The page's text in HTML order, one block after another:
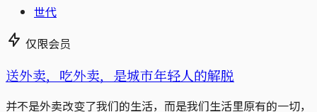
世代
仅限会员
送外卖，吃外卖，是城市年轻人的解脱
并不是外卖改变了我们的生活，而是我们生活里原有的一切，